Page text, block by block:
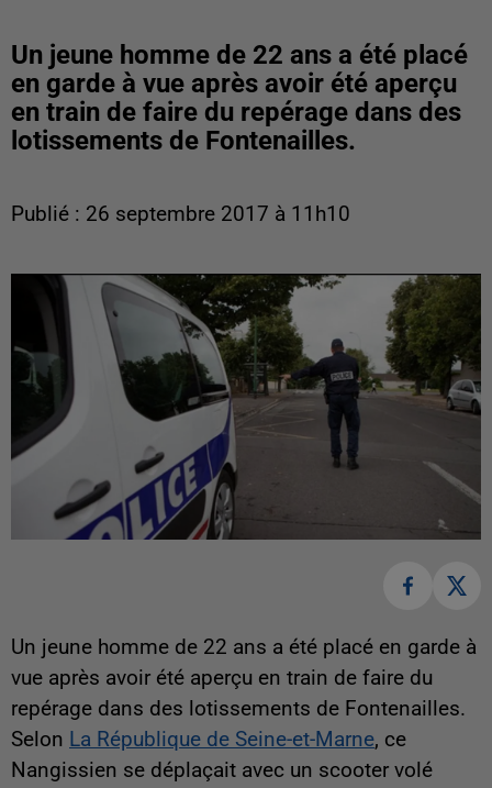
Un jeune homme de 22 ans a été placé
en garde à vue après avoir été aperçu
en train de faire du repérage dans des
lotissements de Fontenailles.
Publié : 26 septembre 2017 à 11h10
Un jeune homme de 22 ans a été placé en garde à
vue après avoir été aperçu en train de faire du
repérage dans des lotissements de Fontenailles.
Selon La République de Seine-et-Marne, ce
Nangissien se déplaçait avec un scooter volé